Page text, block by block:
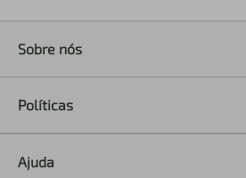
Sobre nós
Políticas
Ajuda